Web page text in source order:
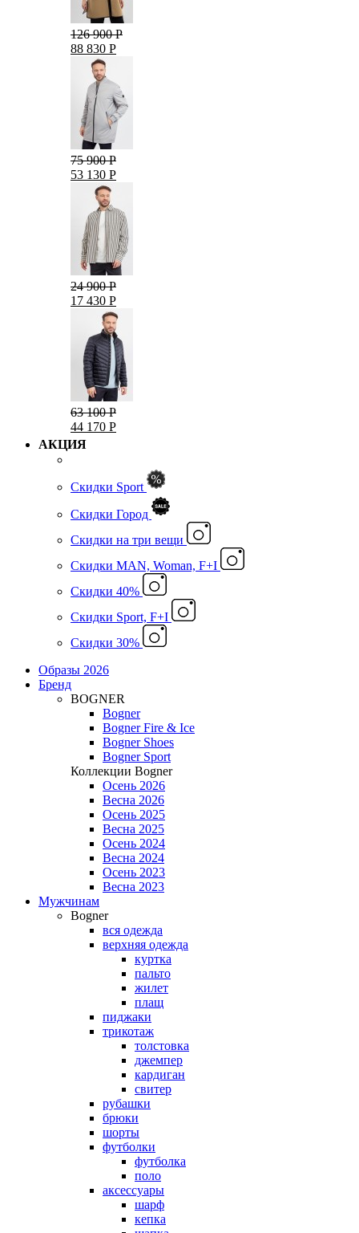
126 900 Р
88 830 Р
75 900 Р
53 130 Р
24 900 Р
17 430 Р
63 100 Р
44 170 Р
АКЦИЯ
Скидки Sport
Скидки Город
Cкидки на три вещи
Скидки MAN, Woman, F+I
Скидки 40%
Скидки Sport, F+I
Скидки 30%
Образы 2026
Бренд
BOGNER
Bogner
Bogner Fire & Ice
Bogner Shoes
Bogner Sport
Коллекции Bogner
Осень 2026
Весна 2026
Осень 2025
Весна 2025
Осень 2024
Весна 2024
Осень 2023
Весна 2023
Мужчинам
Bogner
вся одежда
верхняя одежда
куртка
пальто
жилет
плащ
пиджаки
трикотаж
толстовка
джемпер
кардиган
свитер
рубашки
брюки
шорты
футболки
футболка
поло
аксессуары
шарф
кепка